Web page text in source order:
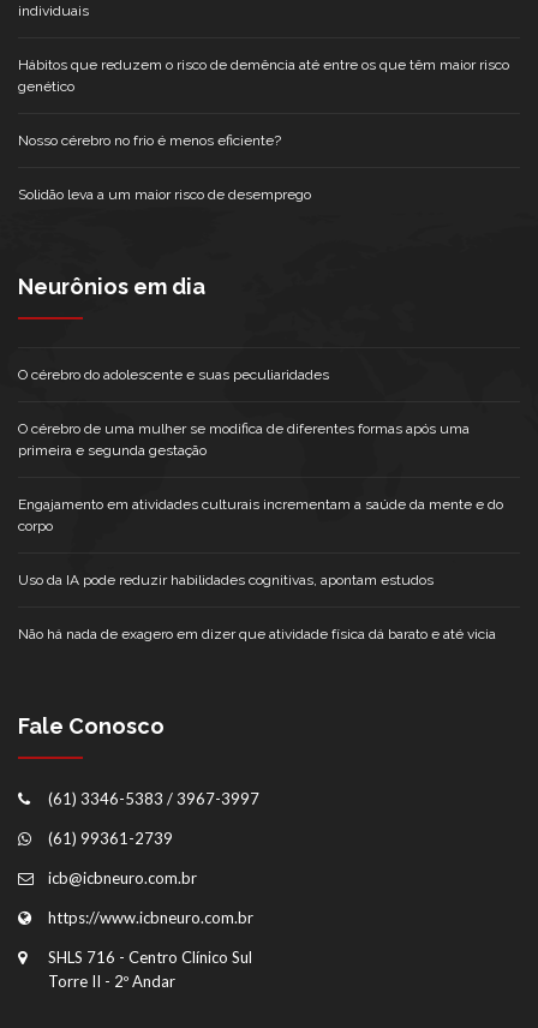
individuais
Hábitos que reduzem o risco de demência até entre os que têm maior risco
genético
Nosso cérebro no frio é menos eficiente?
Solidão leva a um maior risco de desemprego
Neurônios em dia
O cérebro do adolescente e suas peculiaridades
O cérebro de uma mulher se modifica de diferentes formas após uma
primeira e segunda gestação
Engajamento em atividades culturais incrementam a saúde da mente e do
corpo
Uso da IA pode reduzir habilidades cognitivas, apontam estudos
Não há nada de exagero em dizer que atividade física dá barato e até vicia
Fale Conosco
(61) 3346-5383 / 3967-3997
(61) 99361-2739
icb@icbneuro.com.br
https://www.icbneuro.com.br
SHLS 716 - Centro Clínico Sul
Torre II - 2º Andar